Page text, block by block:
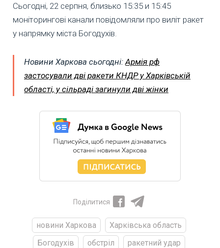
Сьогодні, 22 серпня, близько 15:35 и 15:45
моніторингові канали повідомляли про виліт ракет
у напрямку міста Богодухів.
Новини Харкова сьогодні: Армія рф
застосували дві ракети КНДР у Харківській
області, у сільраді загинули дві жінки
Поділитися
новини Харкова
Харківська область
Богодухів
обстріл
ракетний удар